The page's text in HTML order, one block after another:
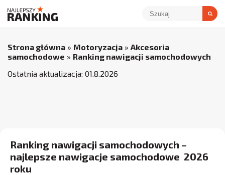
Strona główna » Motoryzacja » Akcesoria
samochodowe » Ranking nawigacji samochodowych
Ostatnia aktualizacja: 01.8.2026
Ranking nawigacji samochodowych –
najlepsze nawigacje samochodowe 2026
roku